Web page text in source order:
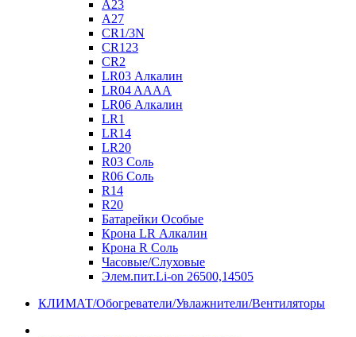
A23
A27
CR1/3N
CR123
CR2
LR03 Алкалин
LR04 AAAA
LR06 Алкалин
LR1
LR14
LR20
R03 Соль
R06 Соль
R14
R20
Батарейки Особые
Крона LR Алкалин
Крона R Соль
Часовые/Слуховые
Элем.пит.Li-on 26500,14505
КЛИМАТ/Обогреватели/Увлажнители/Вентиляторы